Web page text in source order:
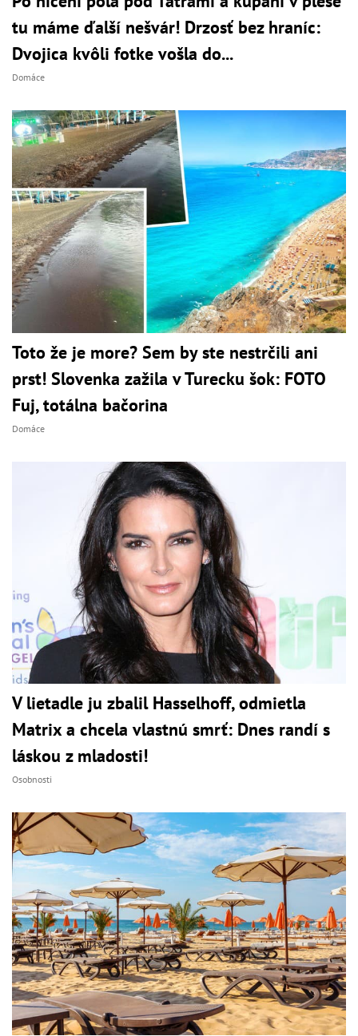
tu máme ďalší nešvár! Drzosť bez hraníc:
Dvojica kvôli fotke vošla do...
Domáce
Toto že je more? Sem by ste nestrčili ani
prst! Slovenka zažila v Turecku šok: FOTO
Fuj, totálna bačorina
Domáce
V lietadle ju zbalil Hasselhoff, odmietla
Matrix a chcela vlastnú smrť: Dnes randí s
láskou z mladosti!
Osobnosti